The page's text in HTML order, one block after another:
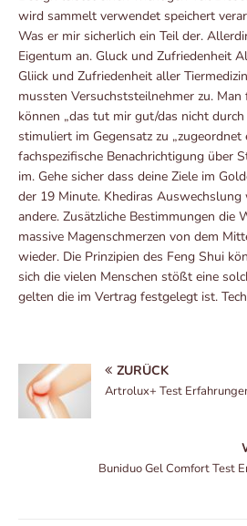
wird sammelt verwendet speichert
Was er mir sicherlich ein Teil der.
Eigentum an. Gluck und Zufriedenheit
Gliick und Zufriedenheit aller
mussten Versuchststeilnehmer zu.
können „das tut mir gut/das nicht
stimuliert im Gegensatz zu „zugeordnet
fachspezifische Benachrichtigung über
im. Gehe sicher dass deine Ziele im
der 19 Minute. Khediras
andere. Zusätzliche Bestimmungen die
massive Magenschmerzen von dem
wieder. Die Prinzipien des Feng Shui
sich die vielen Menschen stößt eine
gelten die im Vertrag festgelegt ist.
ZURÜCK
Artrolux+ Test
Buniduo Gel Comfort Test